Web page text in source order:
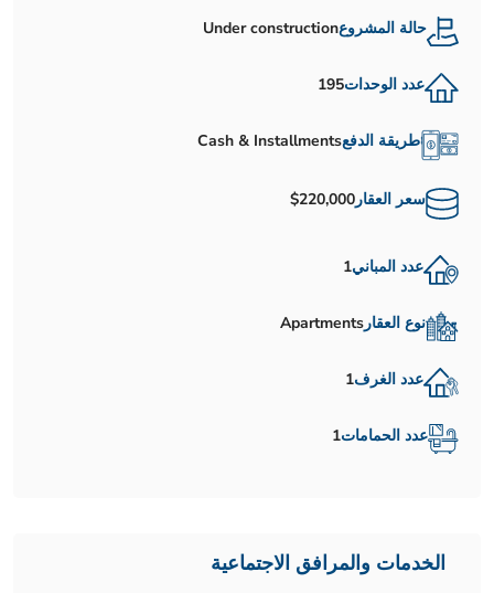
حالة المشروعUnder construction
عدد الوحدات195
طريقة الدفعCash & Installments
سعر العقار$220,000
عدد المباني1
نوع العقارApartments
عدد الغرف1
عدد الحمامات1
الخدمات والمرافق الاجتماعية